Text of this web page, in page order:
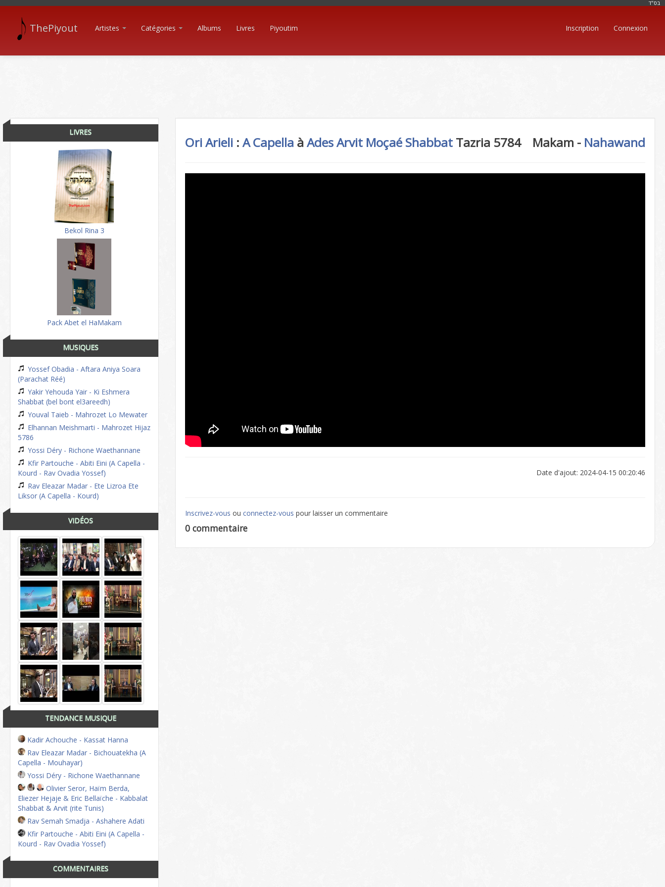
בּס"ד
ThePiyout Artistes Catégories Albums Livres Piyoutim Inscription Connexion
LIVRES
Bekol Rina 3
Pack Abet el HaMakam
MUSIQUES
Yossef Obadia - Aftara Aniya Soara
(Parachat Réé)
Yakir Yehouda Yair - Ki Eshmera
Shabbat (bel bont el3areedh)
Youval Taieb - Mahrozet Lo Mewater
Elhannan Meishmarti - Mahrozet Hijaz
5786
Yossi Déry - Richone Waethannane
Kfir Partouche - Abiti Eini (A Capella -
Kourd - Rav Ovadia Yossef)
Rav Eleazar Madar - Ete Lizroa Ete
Liksor (A Capella - Kourd)
VIDÉOS
TENDANCE MUSIQUE
Kadir Achouche - Kassat Hanna
Rav Eleazar Madar - Bichouatekha (A
Capella - Mouhayar)
Yossi Déry - Richone Waethannane
Olivier Seror, Haïm Berda,
Eliezer Hejaje & Eric Bellaïche - Kabbalat
Shabbat & Arvit (rite Tunis)
Rav Semah Smadja - Ashahere Adati
Kfir Partouche - Abiti Eini (A Capella -
Kourd - Rav Ovadia Yossef)
COMMENTAIRES
Ori Arieli :A Capella àAdesArvit Moçaé Shabbat Makam - Nahawand
Tazria 5784
Date d'ajout: 2024-04-15 00:20:46
Inscrivez-vous ouconnectez-vous pour laisser un commentaire
0 commentaire